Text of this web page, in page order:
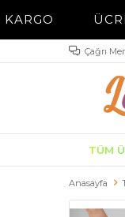
Çağrı
TÜM
Anasayfa